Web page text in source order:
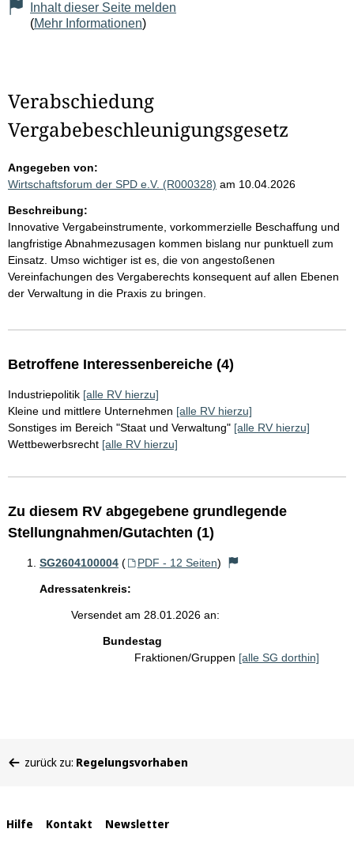
Inhalt dieser Seite melden
(Mehr Informationen)
Verabschiedung
Vergabebeschleunigungsgesetz
Angegeben von:
Wirtschaftsforum der SPD e.V. (R000328) am 10.04.2026
Beschreibung:
Innovative Vergabeinstrumente, vorkommerzielle Beschaffung und
langfristige Abnahmezusagen kommen bislang nur punktuell zum
Einsatz. Umso wichtiger ist es, die von angestoßenen
Vereinfachungen des Vergaberechts konsequent auf allen Ebenen
der Verwaltung in die Praxis zu bringen.
Betroffene Interessenbereiche (4)
Industriepolitik [alle RV hierzu]
Kleine und mittlere Unternehmen [alle RV hierzu]
Sonstiges im Bereich "Staat und Verwaltung" [alle RV hierzu]
Wettbewerbsrecht [alle RV hierzu]
Zu diesem RV abgegebene grundlegende
Stellungnahmen/Gutachten (1)
SG2604100004 ( PDF - 12 Seiten)
Adressatenkreis:
Versendet am 28.01.2026 an:
Bundestag
Fraktionen/Gruppen [alle SG dorthin]
befinden
zurück zu: Regelungsvorhaben
Interne
Hilfe Kontakt Newsletter